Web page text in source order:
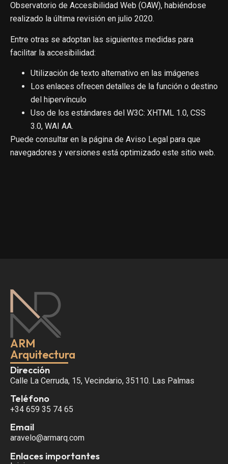
Observatorio de Accesibilidad Web (OAW), habiéndose
realizado la última revisión en julio 2020.
Entre otras se adoptan las siguientes medidas para
facilitar la accesibilidad:
Utilización de texto alternativo en las imágenes
Los enlaces ofrecen detalles de la función o destino
del hipervínculo
Uso de los estándares del W3C: XHTML 1.0, CSS
3.0, WAI AA.
Puede consultar en la página de Aviso Legal para que
navegadores y versiones está optimizado este sitio web.
ARM
Arquitectura
Dirección
Calle La Cerruda, 15, Vecindario, 35110. Las Palmas
Teléfono
+34 659 35 74 65
Email
aravelo@armarq.com
Enlaces importantes